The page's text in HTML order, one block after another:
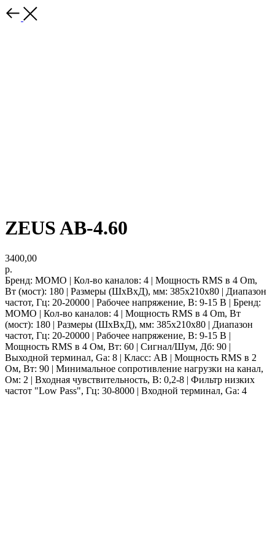
ZEUS AB-4.60
3400,00
р.
Бренд: MOMO | Кол-во каналов: 4 | Мощность RMS в 4 Om,
Вт (мост): 180 | Размеры (ШхВхД), мм: 385x210x80 | Диапазон
частот, Гц: 20-20000 | Рабочее напряжение, В: 9-15 В | Бренд:
MOMO | Кол-во каналов: 4 | Мощность RMS в 4 Om, Вт
(мост): 180 | Размеры (ШхВхД), мм: 385x210x80 | Диапазон
частот, Гц: 20-20000 | Рабочее напряжение, В: 9-15 В |
Мощность RMS в 4 Ом, Вт: 60 | Сигнал/Шум, Дб: 90 |
Выходной терминал, Ga: 8 | Класс: AB | Мощность RMS в 2
Ом, Вт: 90 | Минимальное сопротивление нагрузки на канал,
Ом: 2 | Входная чувствительность, В: 0,2-8 | Фильтр низких
частот "Low Pass", Гц: 30-8000 | Входной терминал, Ga: 4